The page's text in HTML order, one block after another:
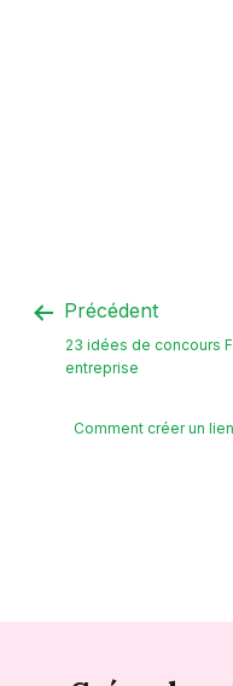
Précédent
23 idées de concours
entreprise
Comment créer un